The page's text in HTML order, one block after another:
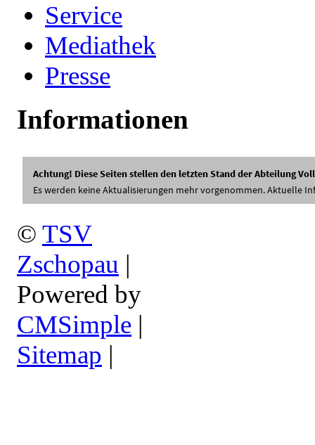
Service
Mediathek
Presse
Informationen
© TSV
Zschopau |
Powered by
CMSimple |
Sitemap |